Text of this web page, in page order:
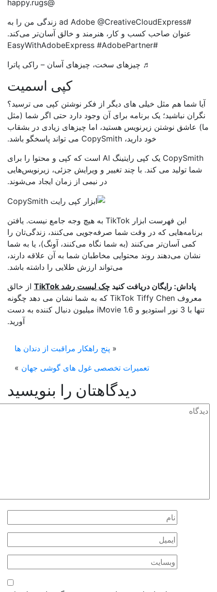
#ad Adobe @CreativeCloudExpress زندگی من را به
عنوان صاحب کسب و کار، هنرمند و خالق آسان‌تر می‌کند.
♬ چیزهای سخت، چیزهای آسان – راکی ​​پاترا
کپی اسمیت
شما هم مثل خیلی های دیگر از فکر نوشتن کپی می ترسید؟
نباشید؛ یک برنامه برای آن وجود دارد حتی اگر شما (مثل
عاشق نوشتن زیرنویس هستید، اما چیزهای زیادی در بشقاب
خود دارید، CopySmith می تواند پاسخگو باشد.
CopySmith یک کپی رایتینگ AI است که کپی و محتوا را برای
شما تولید می کند. با چند تغییر و ویرایش جزئی، زیرنویس‌هایی
در نیمی از زمان ایجاد می‌شوند.
این فهرست ابزار TikTok به هیچ وجه جامع نیست. یافتن
برنامه‌هایی که در وقت شما صرفه‌جویی می‌کنند، زندگی‌تان را
کمی آسان‌تر می‌کنند (به شما نگاه می‌کنند، آونگ)، یا به شما
نشان می‌دهند روند محتوایی مخاطبان شما به آن علاقه دارند،
می‌تواند ارزش طلایی را داشته باشد.
پاداش: رایگان دریافت کنیدچک لیست رشد TikTok
از خالق
معروف TikTok Tiffy Chen که به شما نشان می دهد چگونه
تنها با 3 نور استودیو و iMovie 1.6 میلیون دنبال کننده به دست
آورید.
پنج راهکار مراقبت از دندان ها
تعمیرات تخصصی غول های گوشی جهان»
دیدگاهتان را بنویسید